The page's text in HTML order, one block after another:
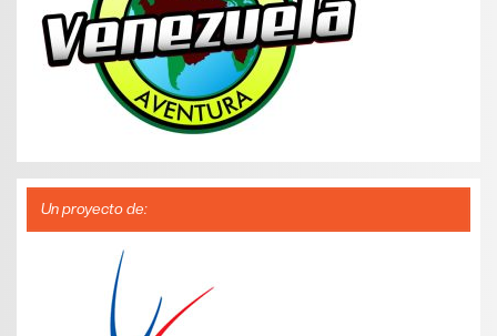
Un proyecto de: